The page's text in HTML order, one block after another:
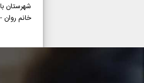
شهرستان
خانم